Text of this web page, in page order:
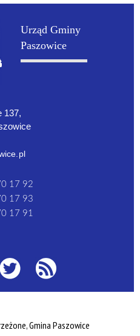
Urząd Gminy
Paszowice
137,
17 92
17 93
17 91
Gmina Paszowice